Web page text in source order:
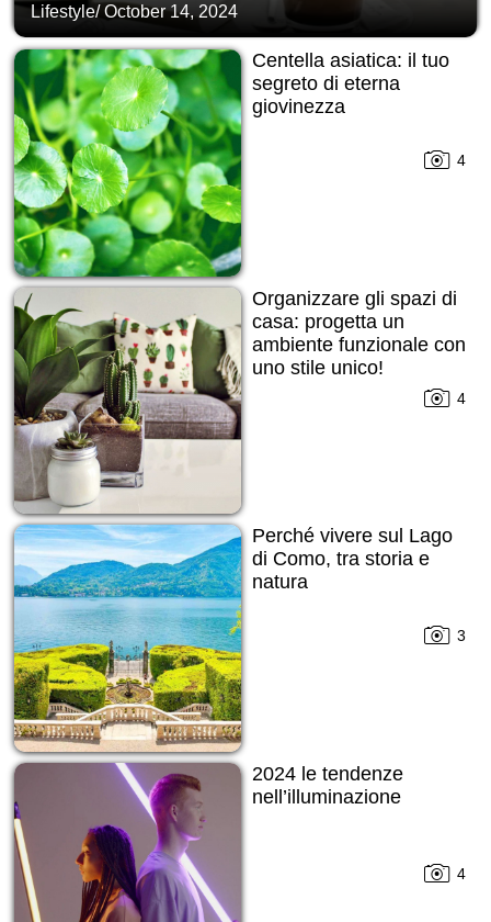
Lifestyle/October 14, 2024
Centella asiatica: il tuo
segreto di eterna
giovinezza
4
Organizzare gli spazi di
casa: progetta un
ambiente funzionale con
uno stile unico!
4
Perché vivere sul Lago
di Como, tra storia e
natura
3
2024 le tendenze
nell’illuminazione
4